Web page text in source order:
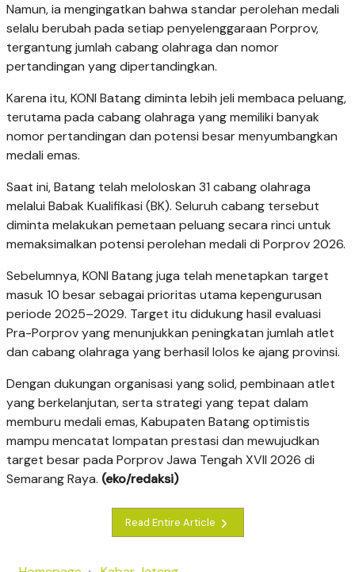
Namun, ia mengingatkan bahwa standar perolehan medali
selalu berubah pada setiap penyelenggaraan Porprov,
tergantung jumlah cabang olahraga dan nomor
pertandingan yang dipertandingkan.
Karena itu, KONI Batang diminta lebih jeli membaca peluang,
terutama pada cabang olahraga yang memiliki banyak
nomor pertandingan dan potensi besar menyumbangkan
medali emas.
Saat ini, Batang telah meloloskan 31 cabang olahraga
melalui Babak Kualifikasi (BK). Seluruh cabang tersebut
diminta melakukan pemetaan peluang secara rinci untuk
memaksimalkan potensi perolehan medali di Porprov 2026.
Sebelumnya, KONI Batang juga telah menetapkan target
masuk 10 besar sebagai prioritas utama kepengurusan
periode 2025–2029. Target itu didukung hasil evaluasi
Pra-Porprov yang menunjukkan peningkatan jumlah atlet
dan cabang olahraga yang berhasil lolos ke ajang provinsi.
Dengan dukungan organisasi yang solid, pembinaan atlet
yang berkelanjutan, serta strategi yang tepat dalam
memburu medali emas, Kabupaten Batang optimistis
mampu mencatat lompatan prestasi dan mewujudkan
target besar pada Porprov Jawa Tengah XVII 2026 di
Semarang Raya. (eko/redaksi)
Read Entire Article